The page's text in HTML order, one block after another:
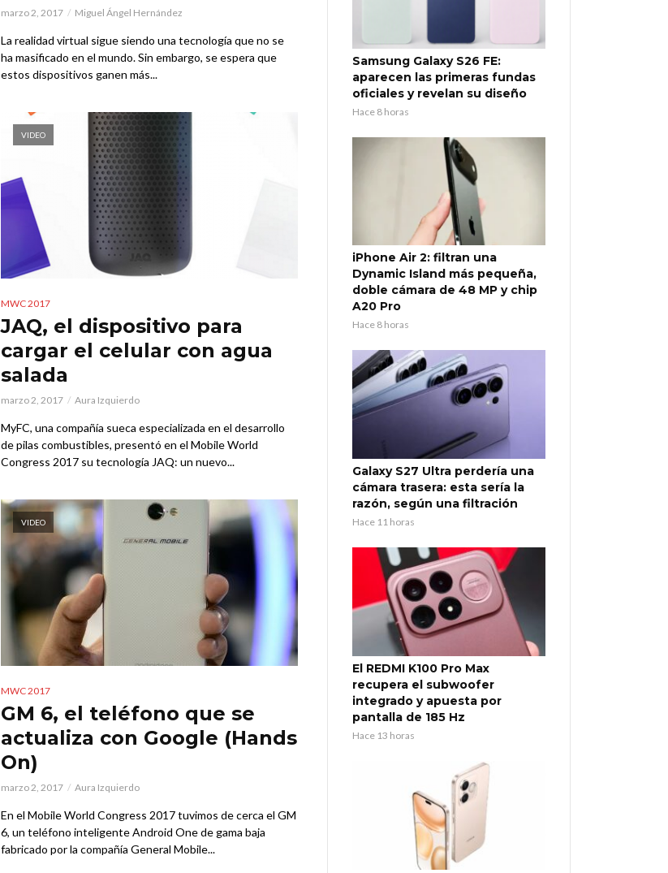
marzo 2, 2017 Miguel Ángel Hernández
La realidad virtual sigue siendo una tecnología que no se
ha masificado en el mundo. Sin embargo, se espera que
estos dispositivos ganen más...
VIDEO
MWC 2017
JAQ, el dispositivo para
cargar el celular con agua
salada
marzo 2, 2017 Aura Izquierdo
MyFC, una compañía sueca especializada en el desarrollo
de pilas combustibles, presentó en el Mobile World
Congress 2017 su tecnología JAQ: un nuevo...
VIDEO
MWC 2017
GM 6, el teléfono que se
actualiza con Google (Hands
On)
marzo 2, 2017 Aura Izquierdo
En el Mobile World Congress 2017 tuvimos de cerca el GM
6, un teléfono inteligente Android One de gama baja
fabricado por la compañía General Mobile...
Samsung Galaxy S26 FE:
aparecen las primeras fundas
oficiales y revelan su diseño
Hace 8 horas
iPhone Air 2: filtran una
Dynamic Island más pequeña,
doble cámara de 48 MP y chip
A20 Pro
Hace 8 horas
Galaxy S27 Ultra perdería una
cámara trasera: esta sería la
razón, según una filtración
Hace 11 horas
El REDMI K100 Pro Max
recupera el subwoofer
integrado y apuesta por
pantalla de 185 Hz
Hace 13 horas